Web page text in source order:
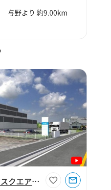
与野より 約9.00km
【埼玉県久喜市】ロジスクエア久喜Ⅲ